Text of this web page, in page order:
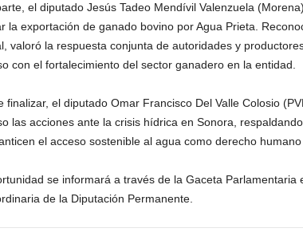
el diputado Jesús Tadeo Mendívil Valenzuela
la exportación de ganado bovino por Agua Prieta.
valoró la respuesta conjunta de autoridades y
con el fortalecimiento del sector ganadero en la entidad.
finalizar, el diputado Omar Francisco Del Valle Colosio
las acciones ante la crisis hídrica en Sonora,
el acceso sostenible al agua como derecho
se informará a través de la Gaceta Parlamentaria
de la Diputación Permanente.